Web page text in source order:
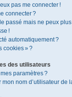
pas me connecter !
connecter ?
passé mais ne peux
!
automatiquement ?
cookies » ?
des utilisateurs
paramètres ?
nom d’utilisateur de